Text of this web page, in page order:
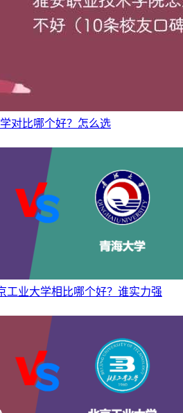
对比哪个好？怎么选
工业大学相比哪个好？谁实力强